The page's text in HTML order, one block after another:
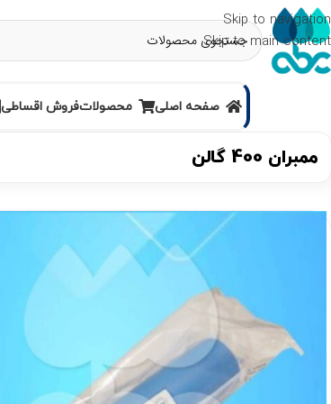
Skip to navigation
Skip to main content
صفحه اصلی محصولاتفروش اقساطی
ممبران 400 گالن